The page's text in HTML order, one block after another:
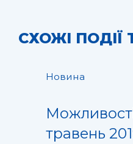
СХОЖІ
Новина
травень